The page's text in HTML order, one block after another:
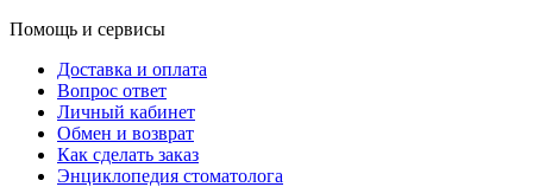
Помощь и сервисы
Доставка и оплата
Вопрос ответ
Личный кабинет
Обмен и возврат
Как сделать заказ
Энциклопедия стоматолога